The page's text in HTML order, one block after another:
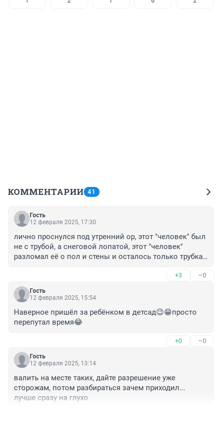
КОММЕНТАРИИ 41
Гость
12 февраля 2025, 17:30
лично проснулся под утренний ор, этот "человек" был
не с трубой, а снеговой лопатой, этот "человек"
разломал её о пол и стены и осталось только трубка.
"человека", двух охранников, двух ППСников. и к
слову, первым начал действие по обезвреживанию
именно охранник
+3 –0
Гость
12 февраля 2025, 15:54
Наверное пришёл за ребёнком в детсад😉😁просто
перепутал время😂
+0 –0
Гость
12 февраля 2025, 13:14
валить на месте таких, дайте разрешение уже
сторожам, потом разбираться зачем приходил...
лучше сразу на глухо